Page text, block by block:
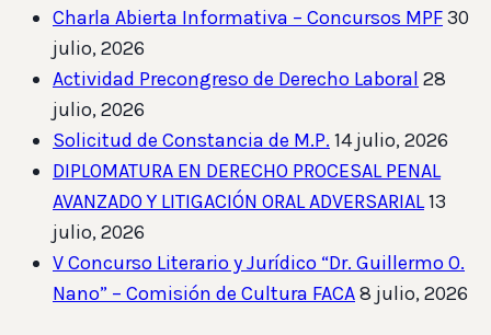
Charla Abierta Informativa – Concursos MPF30
julio, 2026
Actividad Precongreso de Derecho Laboral 28
julio, 2026
Solicitud de Constancia de M.P. 14 julio, 2026
DIPLOMATURA EN DERECHO PROCESAL PENAL
AVANZADO Y LITIGACIÓN ORAL ADVERSARIAL13
julio, 2026
V Concurso Literario y Jurídico “Dr. Guillermo O.
Nano” – Comisión de Cultura FACA8 julio, 2026